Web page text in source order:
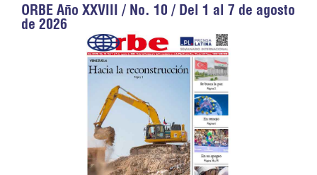
ORBE Año XXVIII / No. 10 / Del 1 al 7 de agosto
de 2026